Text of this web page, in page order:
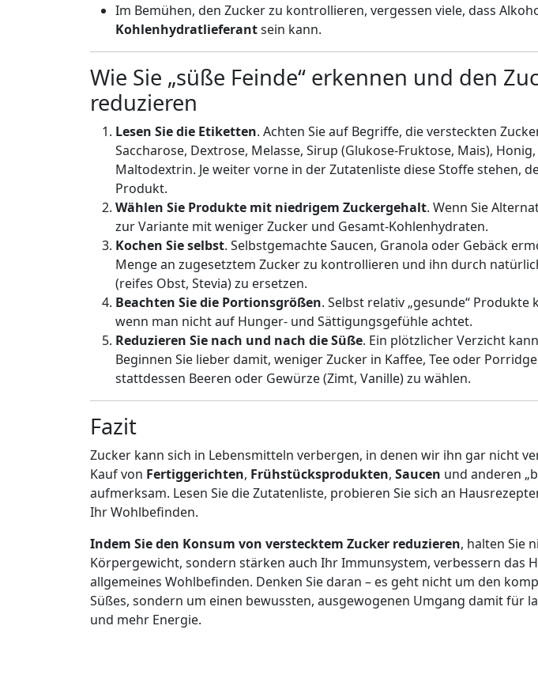
Im Bemühen, den Zucker zu kontrollieren, vergessen viele, dass
Kohlenhydratlieferantsein kann.
Wie Sie „süße Feinde“ erkennen und den
reduzieren
Lesen Sie die Etiketten. Achten Sie auf Begriffe, die versteckten
Saccharose, Dextrose, Melasse, Sirup (Glukose-Fruktose, Mais),
Maltodextrin. Je weiter vorne in der Zutatenliste diese Stoffe stehen,
Produkt.
Wählen Sie Produkte mit niedrigem Zuckergehalt. Wenn Sie
zur Variante mit weniger Zucker und Gesamt-Kohlenhydraten.
Kochen Sie selbst. Selbstgemachte Saucen, Granola oder Gebäck
Menge an zugesetztem Zucker zu kontrollieren und ihn durch
(reifes Obst, Stevia) zu ersetzen.
Beachten Sie die Portionsgrößen. Selbst relativ „gesunde“ Produkte
wenn man nicht auf Hunger- und Sättigungsgefühle achtet.
Reduzieren Sie nach und nach die Süße. Ein plötzlicher Verzicht
Beginnen Sie lieber damit, weniger Zucker in Kaffee, Tee oder
stattdessen Beeren oder Gewürze (Zimt, Vanille) zu wählen.
Fazit
Zucker kann sich in Lebensmitteln verbergen, in denen wir ihn gar nicht
Kauf von Fertiggerichten, Frühstücksprodukten, Saucen und anderen
aufmerksam. Lesen Sie die Zutatenliste, probieren Sie sich an
Ihr Wohlbefinden.
Indem Sie den Konsum von verstecktem Zucker reduzieren, halten Sie
Körpergewicht, sondern stärken auch Ihr Immunsystem, verbessern das
allgemeines Wohlbefinden. Denken Sie daran – es geht nicht um den
Süßes, sondern um einen bewussten, ausgewogenen Umgang damit für
und mehr Energie.